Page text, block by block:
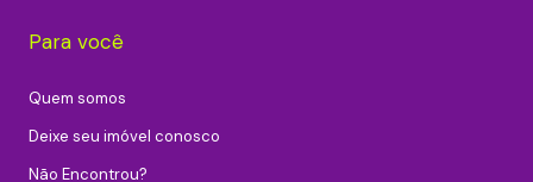
Para você
Quem somos
Deixe seu imóvel conosco
Não Encontrou?